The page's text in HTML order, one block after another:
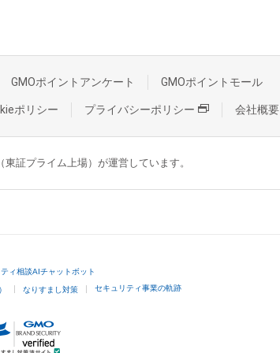
GMOポイントアンケート GMOポイントモール
ポリシー プライバシーポリシー 会社概要
証プライム上場）が運営しています。
ィ相談AIチャットボット
なりすまし対策 セキュリティ事業の軌跡